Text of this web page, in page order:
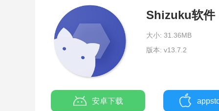
Shizuku软件
大小: 31.36MB
版本: v13.7.2
安卓下载